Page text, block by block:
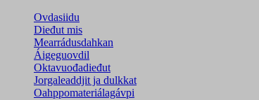
Ovdasiidu
Dieđut mis
Mearrádusdahkan
Áigeguovdil
Oktavuođadieđut
Jorgaleaddjit ja dulkkat
Oahppomateriálagávpi